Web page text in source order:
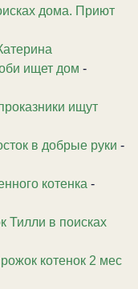
дома. Приют
ищет дом -
ищут
в добрые руки -
котенка -
Тилли в поисках
котенок 2 мес